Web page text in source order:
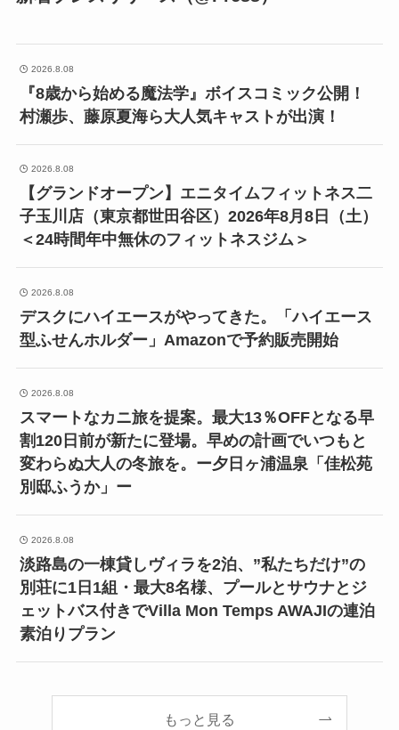
2026.8.08
『8歳から始める魔法学』ボイスコミック公開！
村瀬歩、藤原夏海ら大人気キャストが出演！
2026.8.08
【グランドオープン】エニタイムフィットネス二
子玉川店（東京都世田谷区）2026年8月8日（土）
＜24時間年中無休のフィットネスジム＞
2026.8.08
デスクにハイエースがやってきた。「ハイエース
型ふせんホルダー」Amazonで予約販売開始
2026.8.08
スマートなカニ旅を提案。最大13％OFFとなる早
割120日前が新たに登場。早めの計画でいつもと
変わらぬ大人の冬旅を。ー夕日ヶ浦温泉「佳松苑
別邸ふうか」ー
2026.8.08
淡路島の一棟貸しヴィラを2泊、”私たちだけ”の
別荘に1日1組・最大8名様、プールとサウナとジ
ェットバス付きでVilla Mon Temps AWAJIの連泊
素泊りプラン
もっと見る